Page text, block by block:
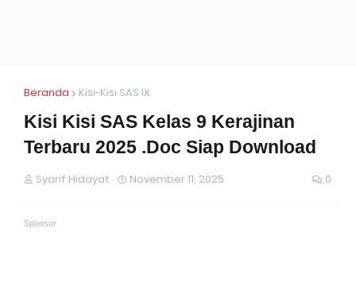
Beranda Kisi-Kisi SAS IX
Kisi Kisi SAS Kelas 9 Kerajinan
Terbaru 2025 .Doc Siap Download
Syarif Hidayat November 11, 2025 0
Sponsor